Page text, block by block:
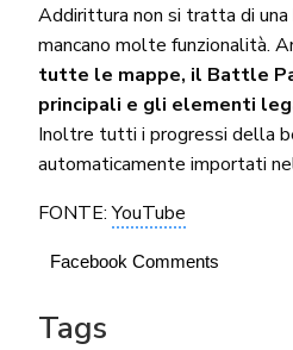
Addirittura non si tratta di una
mancano molte funzionalità.
tutte le mappe, il Battle
principali e gli elementi
Inoltre tutti i progressi della
automaticamente importati
FONTE:YouTube
Facebook Comments
Tags